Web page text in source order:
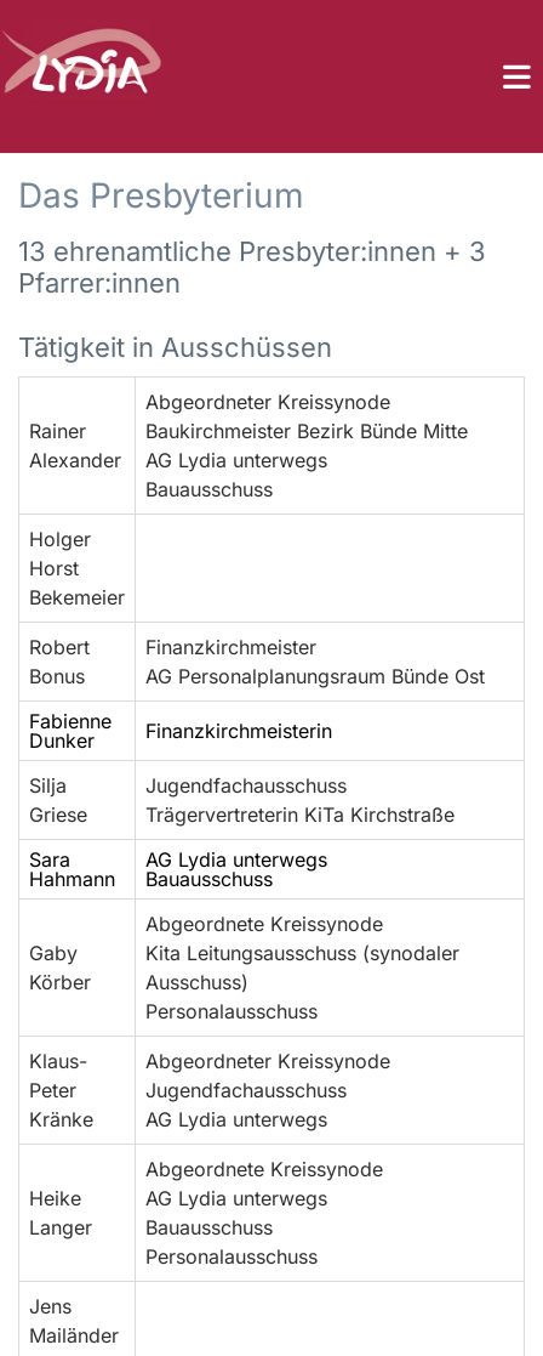
Das Presbyterium
13 ehrenamtliche Presbyter:innen + 3
Pfarrer:innen
Tätigkeit in Ausschüssen
Rainer
Alexander
Abgeordneter Kreissynode
Baukirchmeister Bezirk Bünde Mitte
AG Lydia unterwegs
Bauausschuss
Holger
Horst
Bekemeier
Robert
Bonus
Finanzkirchmeister
AG Personalplanungsraum Bünde Ost
Fabienne
Dunker
Finanzkirchmeisterin
Silja
Griese
Jugendfachausschuss
Trägervertreterin KiTa Kirchstraße
Sara
Hahmann
AG Lydia unterwegs
Bauausschuss
Gaby
Körber
Abgeordnete Kreissynode
Kita Leitungsausschuss (synodaler
Ausschuss)
Personalausschuss
Klaus-
Peter
Kränke
Abgeordneter Kreissynode
Jugendfachausschuss
AG Lydia unterwegs
Heike
Langer
Abgeordnete Kreissynode
AG Lydia unterwegs
Bauausschuss
Personalausschuss
Jens
Mailänder